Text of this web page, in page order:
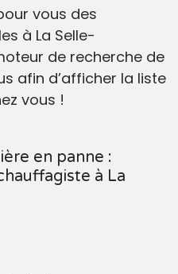
vous des
à La Selle-
de recherche de
afin d’afficher la liste
vous !
en panne :
à La